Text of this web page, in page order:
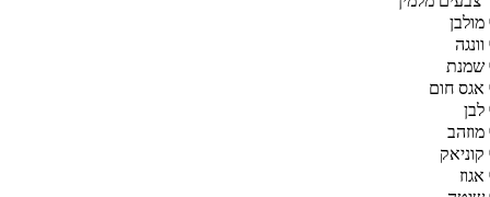
מולבן
וונגה
שמנת
אגס חום
לבן
מוזהב
קוניאק
אגוז